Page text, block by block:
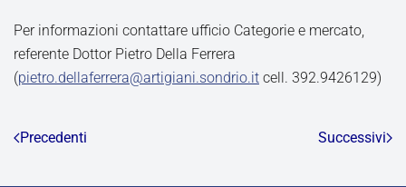
Per informazioni contattare ufficio Categorie e mercato,
referente Dottor Pietro Della Ferrera
(pietro.dellaferrera@artigiani.sondrio.it cell. 392.9426129)
Precedenti Successivi